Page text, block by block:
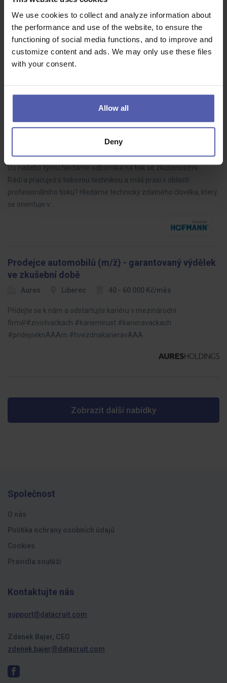
We use cookies to collect and analyze information about
the performance and use of the website, to ensure the
functioning of social media functions, and to improve and
customize content and ads. We may only use these files
with your consent.
Allow all
Deny
HOFMANN WIZARD Brno 35 - 90 000 Kč/měs
• Kalkulace vlastních stavebních prací • Tvorba cenových nabídek
na základě zadávací dokumentace • Kontrola správnosti a úplnosti
dokumentace pro správné vyhotovení kalkulací • Specifikace
Specialista digitálního tisku (ž/m)
Plzeňský kraj
Do našeho týmu hledáme odborníka na tisk se zkušenostmi.
Rád/a pracuješ s tiskovou technikou a máš praxi v oblasti
profesionálního tisku? Hledáme technicky zdatného člověka, který
se orientuje v…
Prodejce automobilů (m/ž) - garantovaný výdělek
ve zkušební době
Aures Liberec 40 - 60 000 Kč/měs
Přidejte se k nám a odstartujte kariéru v mezinárodní
firmě!#zivotvackach #kariernirust #karieravackach
#pridejseknAAAm #hvezdnakarieravAAA
Zobrazit další nabídky
Společnost
O nás
Politika ochrany osobních údajů
Cookies
Pravidla soutěží
Kontaktujte nás
support@datacruit.com
Zdenek Bajer, CEO
zdenek.bajer@datacruit.com